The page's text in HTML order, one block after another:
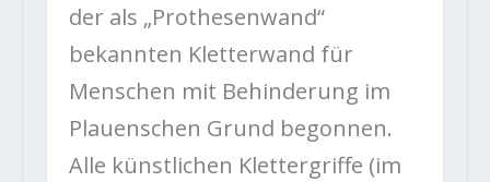
der als „Prothesenwand“
bekannten Kletterwand für
Menschen mit Behinderung im
Plauenschen Grund begonnen.
Alle künstlichen Klettergriffe (im